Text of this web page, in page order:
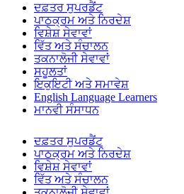
ਦਫ਼ਤਰ ਸੁਪਰਡੈਂਟ
ਪਾਠਕ੍ਰਮ ਅਤੇ ਨਿਰਦੇਸ਼
ਵਿਸ਼ੇਸ਼ ਸੇਵਾਵਾਂ
ਵਿੱਤ ਅਤੇ ਸੰਚਾਲਨ
ਤਕਨਾਲੋਜੀ ਸੇਵਾਵਾਂ
ਸਹੂਲਤਾਂ
ਇਕੁਇਟੀ ਅਤੇ ਸਮਾਵੇਸ਼
English Language Learners
ਮਾਨਵੀ ਸੰਸਾਧਨ
ਦਫ਼ਤਰ ਸੁਪਰਡੈਂਟ
ਪਾਠਕ੍ਰਮ ਅਤੇ ਨਿਰਦੇਸ਼
ਵਿਸ਼ੇਸ਼ ਸੇਵਾਵਾਂ
ਵਿੱਤ ਅਤੇ ਸੰਚਾਲਨ